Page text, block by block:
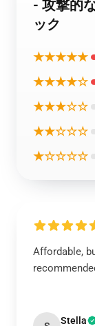
- 攻撃的
ック
★★★★★
★★★★☆
★★★☆☆
★★☆☆☆
★☆☆☆☆
Affordable,
Stella